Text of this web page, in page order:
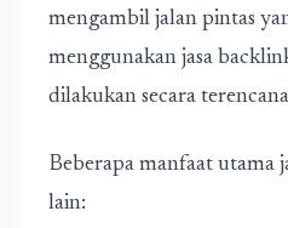
mengambil jalan pintas
menggunakan jasa
dilakukan secara
Beberapa manfaat utama
lain: